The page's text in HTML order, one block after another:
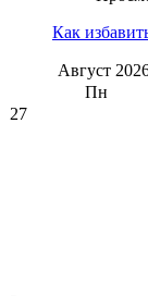
Как
Август
Пн
27